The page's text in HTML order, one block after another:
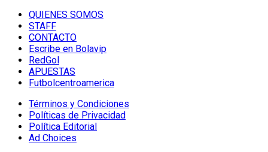
QUIENES SOMOS
STAFF
CONTACTO
Escribe en Bolavip
RedGol
APUESTAS
Futbolcentroamerica
Términos y Condiciones
Políticas de Privacidad
Política Editorial
Ad Choices